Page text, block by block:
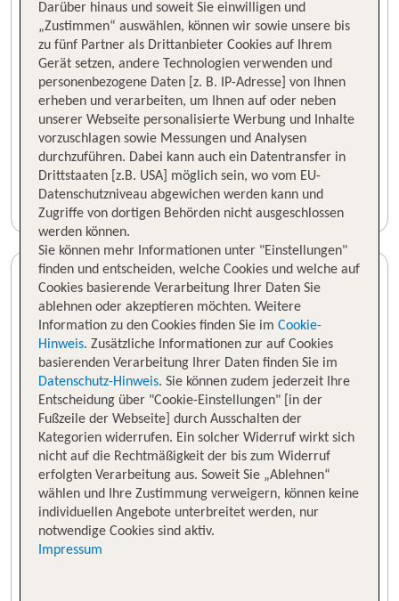
Darüber hinaus und soweit Sie einwilligen und
„Zustimmen“ auswählen, können wir sowie unsere bis
zu fünf Partner als Drittanbieter Cookies auf Ihrem
Gerät setzen, andere Technologien verwenden und
personenbezogene Daten [z. B. IP-Adresse] von Ihnen
erheben und verarbeiten, um Ihnen auf oder neben
unserer Webseite personalisierte Werbung und Inhalte
vorzuschlagen sowie Messungen und Analysen
durchzuführen. Dabei kann auch ein Datentransfer in
Drittstaaten [z.B. USA] möglich sein, wo vom EU-
Datenschutzniveau abgewichen werden kann und
Zugriffe von dortigen Behörden nicht ausgeschlossen
werden können.
Sie können mehr Informationen unter "Einstellungen"
finden und entscheiden, welche Cookies und welche auf
Cookies basierende Verarbeitung Ihrer Daten Sie
ablehnen oder akzeptieren möchten. Weitere
Information zu den Cookies finden Sie im Cookie-
Hinweis. Zusätzliche Informationen zur auf Cookies
basierenden Verarbeitung Ihrer Daten finden Sie im
Datenschutz-Hinweis. Sie können zudem jederzeit Ihre
Entscheidung über "Cookie-Einstellungen" [in der
Fußzeile der Webseite] durch Ausschalten der
Kategorien widerrufen. Ein solcher Widerruf wirkt sich
nicht auf die Rechtmäßigkeit der bis zum Widerruf
erfolgten Verarbeitung aus. Soweit Sie „Ablehnen“
wählen und Ihre Zustimmung verweigern, können keine
individuellen Angebote unterbreitet werden, nur
notwendige Cookies sind aktiv.
Impressum